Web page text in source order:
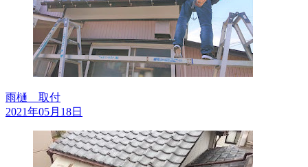
雨樋 取付
2021年05月18日